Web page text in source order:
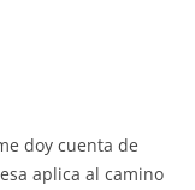
doy cuenta de
aplica al camino